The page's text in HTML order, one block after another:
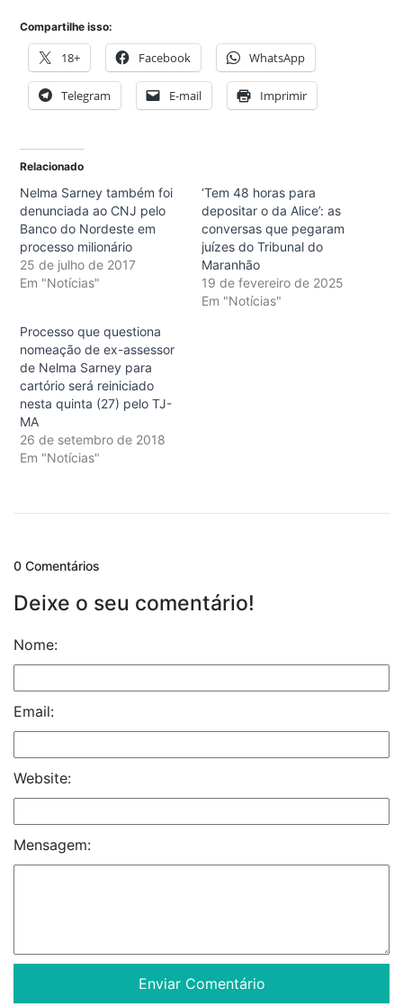
Compartilhe isso:
18+ Facebook WhatsApp
Telegram E-mail Imprimir
Relacionado
Nelma Sarney também foi
denunciada ao CNJ pelo
Banco do Nordeste em
processo milionário
25 de julho de 2017
Em "Notícias"
‘Tem 48 horas para
depositar o da Alice’: as
conversas que pegaram
juízes do Tribunal do
Maranhão
19 de fevereiro de 2025
Em "Notícias"
Processo que questiona
nomeação de ex-assessor
de Nelma Sarney para
cartório será reiniciado
nesta quinta (27) pelo TJ-
MA
26 de setembro de 2018
Em "Notícias"
0 Comentários
Deixe o seu comentário!
Nome:
Email:
Website:
Mensagem: